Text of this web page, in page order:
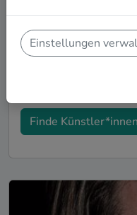
Du authentische
Musiker*innen. Ob
entspanntes Singer-
einzigartiges
passende Live-
Finde Künstler*innen
Einstellungen